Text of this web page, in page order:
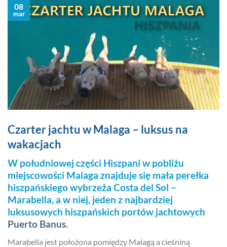
08
mar
Czarter jachtu w Malaga – luksus na
wakacjach
W południowej części Hiszpani w pobliżu
miejscowości Malaga znajduje się mała perełka
hiszpańskiego wybrzeża Costa del Sol –
Marabella, a w niej, jeden z najbardziej
luksusowych hiszpańskich portów jachtowych
Puerto Banus.
Marabella jest położona pomiędzy Malagą a cieśniną